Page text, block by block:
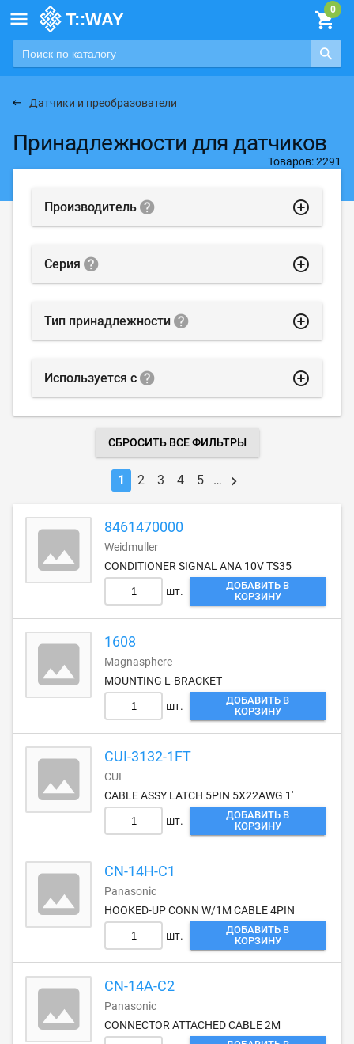

Датчики и преобразователи
Принадлежности для датчиков
Товаров: 2291
highlight_off
Производитель
highlight_off
Серия
highlight_off
Тип принадлежности
highlight_off
Используется с
СБРОСИТЬ ВСЕ ФИЛЬТРЫ
1 2 3 4 5 …
8461470000
Weidmuller
CONDITIONER SIGNAL ANA 10V TS35
шт.
ДОБАВИТЬ В
КОРЗИНУ
1608
Magnasphere
MOUNTING L-BRACKET
шт.
ДОБАВИТЬ В
КОРЗИНУ
CUI-3132-1FT
CUI
CABLE ASSY LATCH 5PIN 5X22AWG 1'
шт.
ДОБАВИТЬ В
КОРЗИНУ
CN-14H-C1
Panasonic
HOOKED-UP CONN W/1M CABLE 4PIN
шт.
ДОБАВИТЬ В
КОРЗИНУ
CN-14A-C2
Panasonic
CONNECTOR ATTACHED CABLE 2M